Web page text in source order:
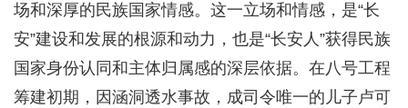
场和深厚的民族国家情感。这一立场和情感，是“长
安”建设和发展的根源和动力，也是“长安人”获得民族
国家身份认同和主体归属感的深层依据。在八号工程
筹建初期，因涵洞透水事故，成司令唯一的儿子卢可